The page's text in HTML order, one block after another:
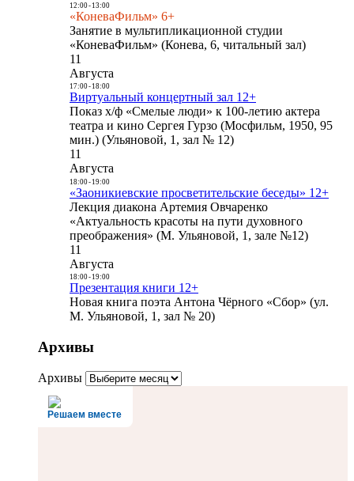
12:00- 13:00
«КоневаФильм» 6+
Занятие в мультипликационной студии
«КоневаФильм» (Конева, 6, читальный зал)
11
Августа
17:00- 18:00
Виртуальный концертный зал 12+
Показ х/ф «Смелые люди» к 100-летию актера
театра и кино Сергея Гурзо (Мосфильм, 1950, 95
мин.) (Ульяновой, 1, зал № 12)
11
Августа
18:00- 19:00
«Заоникиевские просветительские беседы» 12+
Лекция диакона Артемия Овчаренко
«Актуальность красоты на пути духовного
преображения» (М. Ульяновой, 1, зале №12)
11
Августа
18:00- 19:00
Презентация книги 12+
Новая книга поэта Антона Чёрного «Сбор» (ул.
М. Ульяновой, 1, зал № 20)
Архивы
Архивы
Решаем вместе